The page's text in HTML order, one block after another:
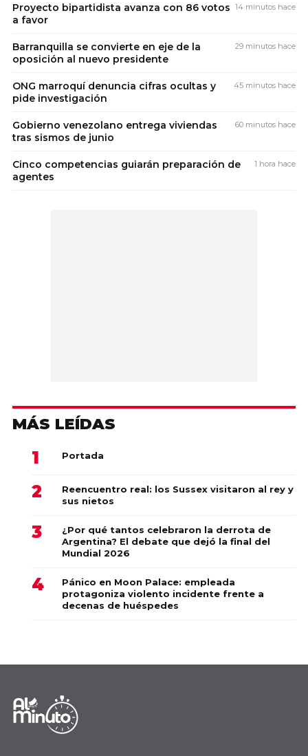
Proyecto bipartidista avanza con 86 votos
a favor
14 minutos hace
Barranquilla se convierte en eje de la
oposición al nuevo presidente
29 minutos hace
ONG marroquí denuncia cifras ocultas y
pide investigación
45 minutos hace
Gobierno venezolano entrega viviendas
tras sismos de junio
60 minutos hace
Cinco competencias guiarán preparación de
agentes
1 hora hace
MÁS LEÍDAS
Portada
Reencuentro real: los Sussex visitaron al rey y
sus nietos
¿Por qué tantos celebraron la derrota de
Argentina? El debate que dejó la final del
Mundial 2026
Pánico en Moon Palace: empleada
protagoniza violento incidente frente a
decenas de huéspedes